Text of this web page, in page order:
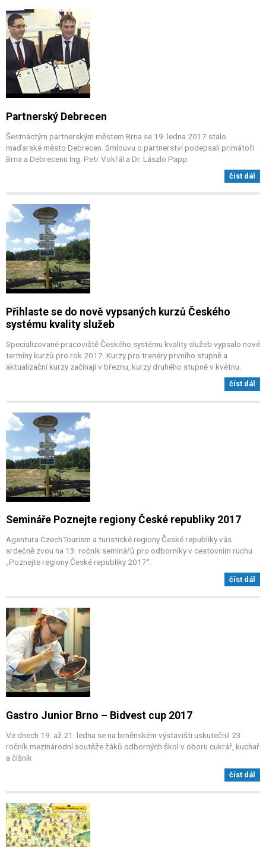
Partnerský Debrecen
Šestnáctým partnerským městem Brna se 19. ledna 2017 stalo
maďarské město Debrecen. Smlouvu o partnerství podepsali primátoři
Brna a Debrecenu Ing. Petr Vokřál a Dr. Lászlo Papp.
číst dál
Přihlaste se do nově vypsaných kurzů Českého
systému kvality služeb
Specializované pracoviště Českého systému kvality služeb vypsalo nové
termíny kurzů pro rok 2017. Kurzy pro trenéry prvního stupně a
aktualizační kurzy začínají v březnu, kurzy druhého stupně v květnu.
číst dál
Semináře Poznejte regiony České republiky 2017
Agentura CzechTourism a turistické regiony České republiky vás
srdečně zvou na 13. ročník seminářů pro odborníky v cestovním ruchu
„Poznejte regiony České republiky 2017“.
číst dál
Gastro Junior Brno – Bidvest cup 2017
Ve dnech 19. až 21. ledna se na brněnském výstavišti uskutečnil 23.
ročník mezinárodní soutěže žáků odborných škol v oboru cukrář, kuchař
a číšník.
číst dál